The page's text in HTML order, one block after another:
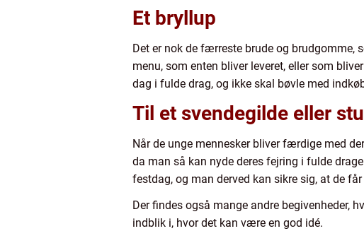
Et bryllup
Det er nok de færreste brude og brudgomme,
menu, som enten bliver leveret, eller som
dag i fulde drag, og ikke skal bøvle med
Til et svendegilde eller
Når de unge mennesker bliver færdige med
da man så kan nyde deres fejring i fulde
festdag, og man derved kan sikre sig, at de
Der findes også mange andre begivenheder,
indblik i, hvor det kan være en god idé.